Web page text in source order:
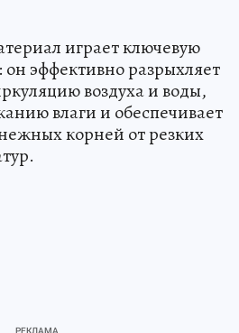
играет ключевую
он эффективно разрыхляет
воздуха и воды,
влаги и обеспечивает
корней от резких